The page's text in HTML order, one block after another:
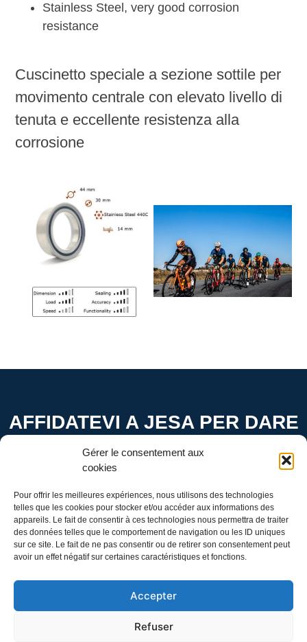
Gérer le consentement aux
cookies
Pour offrir les meilleures expériences, nous utilisons des technologies
telles que les cookies pour stocker et/ou accéder aux informations des
appareils. Le fait de consentir à ces technologies nous permettra de traiter
des données telles que le comportement de navigation ou les ID uniques
sur ce site. Le fait de ne pas consentir ou de retirer son consentement peut
avoir un effet négatif sur certaines caractéristiques et fonctions.
Accepter
Refuser
Stainless Steel, very good corrosion
resistance
Cuscinetto speciale a sezione sottile per
movimento centrale con elevato livello di
tenuta e eccellente resistenza alla
corrosione
AFFIDATEVI A JESA PER DARE
VITA AL VOSTRO PROGETTO
vostre idee in realtà.
CONTATTO
Made in Switzerland